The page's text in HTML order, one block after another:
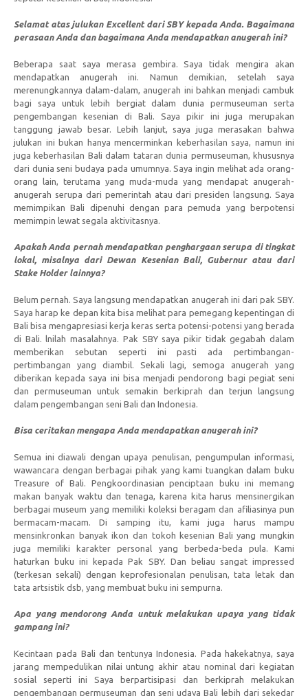
Selamat atas julukan Excellent dari SBY kepada Anda. Bagaimana
perasaan Anda dan bagaimana Anda mendapatkan anugerah ini?
Beberapa saat saya merasa gembira. Saya tidak mengira akan
mendapatkan anugerah ini. Namun demikian, setelah saya
merenungkannya dalam-dalam, anugerah ini bahkan menjadi cambuk
bagi saya untuk lebih bergiat dalam dunia permuseuman serta
pengembangan kesenian di Bali. Saya pikir ini juga merupakan
tanggung jawab besar. Lebih lanjut, saya juga merasakan bahwa
julukan ini bukan hanya mencerminkan keberhasilan saya, namun ini
juga keberhasilan Bali dalam tataran dunia permuseuman, khususnya
dari dunia seni budaya pada umumnya. Saya ingin melihat ada orang-
orang lain, terutama yang muda-muda yang mendapat anugerah-
anugerah serupa dari pemerintah atau dari presiden langsung. Saya
memimpikan Bali dipenuhi dengan para pemuda yang berpotensi
memimpin lewat segala aktivitasnya.
Apakah Anda pernah mendapatkan penghargaan serupa di tingkat
lokal, misalnya dari Dewan Kesenian Bali, Gubernur atau dari
Stake Holder lainnya?
Belum pernah. Saya langsung mendapatkan anugerah ini dari pak SBY.
Saya harap ke depan kita bisa melihat para pemegang kepentingan di
Bali bisa mengapresiasi kerja keras serta potensi-potensi yang berada
di Bali. lnilah masalahnya. Pak SBY saya pikir tidak gegabah dalam
memberikan sebutan seperti ini pasti ada pertimbangan-
pertimbangan yang diambil. Sekali lagi, semoga anugerah yang
diberikan kepada saya ini bisa menjadi pendorong bagi pegiat seni
dan permuseuman untuk semakin berkiprah dan terjun langsung
dalam pengembangan seni Bali dan Indonesia.
Bisa ceritakan mengapa Anda mendapatkan anugerah ini?
Semua ini diawali dengan upaya penulisan, pengumpulan informasi,
wawancara dengan berbagai pihak yang kami tuangkan dalam buku
Treasure of Bali. Pengkoordinasian penciptaan buku ini memang
makan banyak waktu dan tenaga, karena kita harus mensinergikan
berbagai museum yang memiliki koleksi beragam dan afiliasinya pun
bermacam-macam. Di samping itu, kami juga harus mampu
mensinkronkan banyak ikon dan tokoh kesenian Bali yang mungkin
juga memiliki karakter personal yang berbeda-beda pula. Kami
haturkan buku ini kepada Pak SBY. Dan beliau sangat impressed
(terkesan sekali) dengan keprofesionalan penulisan, tata letak dan
tata artsistik dsb, yang membuat buku ini sempurna.
Apa yang mendorong Anda untuk melakukan upaya yang tidak
gampang ini?
Kecintaan pada Bali dan tentunya Indonesia. Pada hakekatnya, saya
jarang mempedulikan nilai untung akhir atau nominal dari kegiatan
sosial seperti ini Saya berpartisipasi dan berkiprah melakukan
pengembangan permuseuman dan seni udaya Bali lebih dari sekedar